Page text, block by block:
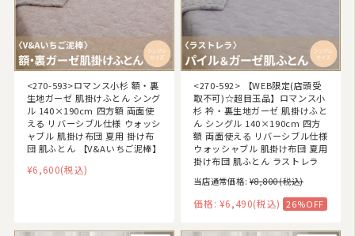
<270-593>ロマンス小杉 額・裏
生地ガーゼ 肌掛けふとん シング
ル 140×190cm 四方額 両面使
える リバーシブル仕様 ウォッシ
ャブル 肌掛け布団 夏用 掛け布
団 肌ふとん 【V&Aいちご泥棒】
¥6,600(税込)
<270-592> 【WEB限定(店頭受
取不可)☆超目玉品】ロマンス小
杉 衿・裏生地ガーゼ 肌掛けふと
ん シングル 140×190cm 四方
額 両面使える リバーシブル仕様
ウォッシャブル 肌掛け布団 夏用
掛け布団 肌ふとん ラストレラ
当店通常価格: ¥8,800(税込)
価格: ¥6,490(税込) 26%OFF